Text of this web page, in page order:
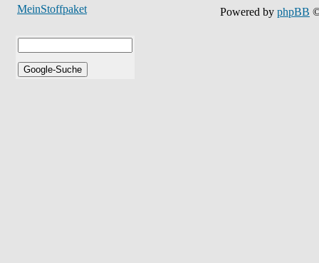
MeinStoffpaket
Powered by phpBB